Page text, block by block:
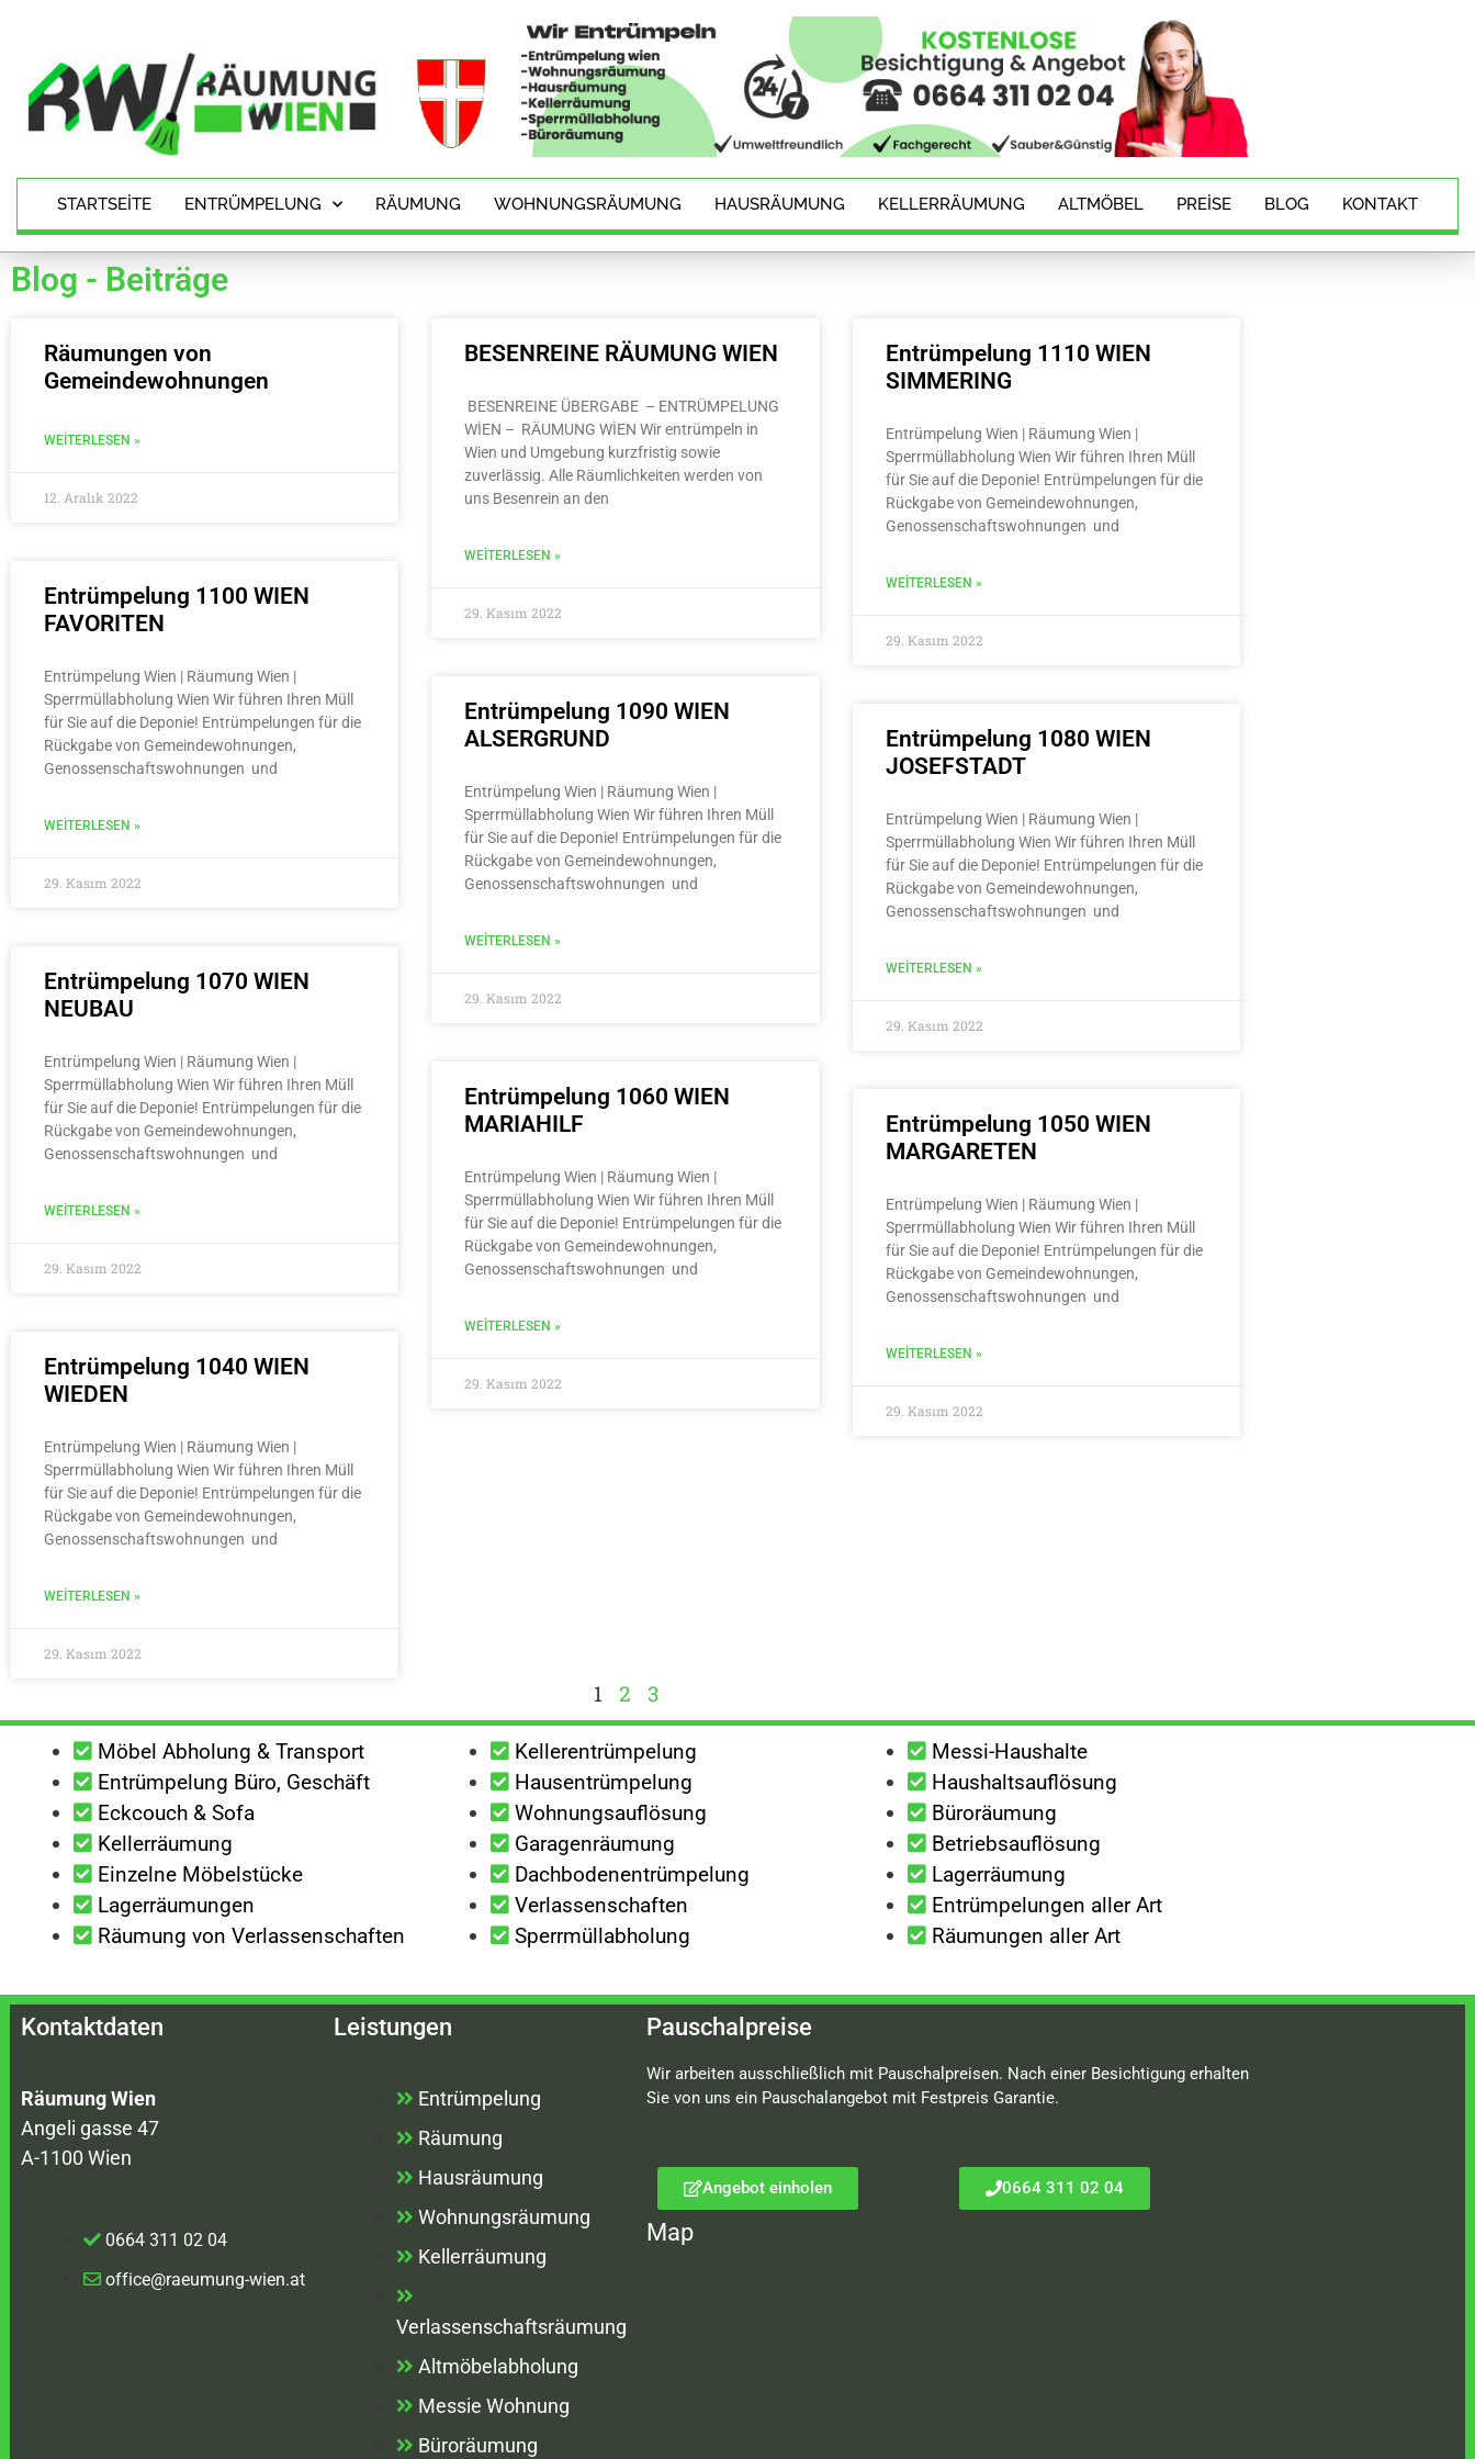
STARTSEITE ENTRÜMPELUNG RÄUMUNG WOHNUNGSRÄUMUNG HAUSRÄUMUNG KELLERRÄUMUNG ALTMÖBEL PREISE BLOG KONTAKT
Blog - Beiträge
Räumungen von
Gemeindewohnungen
WEITERLESEN »
12. Aralık 2022
BESENREINE RÄUMUNG WIEN
BESENREINE ÜBERGABE – ENTRÜMPELUNG
WİEN – RÄUMUNG WİEN Wir entrümpeln in
Wien und Umgebung kurzfristig sowie
zuverlässig. Alle Räumlichkeiten werden von
uns Besenrein an den
WEITERLESEN »
29. Kasım 2022
Entrümpelung 1110 WIEN
SIMMERING
Entrümpelung Wien | Räumung Wien |
Sperrmüllabholung Wien Wir führen Ihren Müll
für Sie auf die Deponie! Entrümpelungen für die
Rückgabe von Gemeindewohnungen,
Genossenschaftswohnungen und
WEITERLESEN »
29. Kasım 2022
Entrümpelung 1100 WIEN
FAVORITEN
Entrümpelung Wien | Räumung Wien |
Sperrmüllabholung Wien Wir führen Ihren Müll
für Sie auf die Deponie! Entrümpelungen für die
Rückgabe von Gemeindewohnungen,
Genossenschaftswohnungen und
WEITERLESEN »
29. Kasım 2022
Entrümpelung 1090 WIEN
ALSERGRUND
Entrümpelung Wien | Räumung Wien |
Sperrmüllabholung Wien Wir führen Ihren Müll
für Sie auf die Deponie! Entrümpelungen für die
Rückgabe von Gemeindewohnungen,
Genossenschaftswohnungen und
WEITERLESEN »
29. Kasım 2022
Entrümpelung 1080 WIEN
JOSEFSTADT
Entrümpelung Wien | Räumung Wien |
Sperrmüllabholung Wien Wir führen Ihren Müll
für Sie auf die Deponie! Entrümpelungen für die
Rückgabe von Gemeindewohnungen,
Genossenschaftswohnungen und
WEITERLESEN »
29. Kasım 2022
Entrümpelung 1070 WIEN
NEUBAU
Entrümpelung Wien | Räumung Wien |
Sperrmüllabholung Wien Wir führen Ihren Müll
für Sie auf die Deponie! Entrümpelungen für die
Rückgabe von Gemeindewohnungen,
Genossenschaftswohnungen und
WEITERLESEN »
29. Kasım 2022
Entrümpelung 1060 WIEN
MARIAHILF
Entrümpelung Wien | Räumung Wien |
Sperrmüllabholung Wien Wir führen Ihren Müll
für Sie auf die Deponie! Entrümpelungen für die
Rückgabe von Gemeindewohnungen,
Genossenschaftswohnungen und
WEITERLESEN »
29. Kasım 2022
Entrümpelung 1050 WIEN
MARGARETEN
Entrümpelung Wien | Räumung Wien |
Sperrmüllabholung Wien Wir führen Ihren Müll
für Sie auf die Deponie! Entrümpelungen für die
Rückgabe von Gemeindewohnungen,
Genossenschaftswohnungen und
WEITERLESEN »
29. Kasım 2022
Entrümpelung 1040 WIEN
WIEDEN
Entrümpelung Wien | Räumung Wien |
Sperrmüllabholung Wien Wir führen Ihren Müll
für Sie auf die Deponie! Entrümpelungen für die
Rückgabe von Gemeindewohnungen,
Genossenschaftswohnungen und
WEITERLESEN »
29. Kasım 2022
1 2 3
Möbel Abholung & Transport
Entrümpelung Büro, Geschäft
Eckcouch & Sofa
Kellerräumung
Einzelne Möbelstücke
Lagerräumungen
Räumung von Verlassenschaften
Kellerentrümpelung
Hausentrümpelung
Wohnungsauflösung
Garagenräumung
Dachbodenentrümpelung
Verlassenschaften
Sperrmüllabholung
Messi-Haushalte
Haushaltsauflösung
Büroräumung
Betriebsauflösung
Lagerräumung
Entrümpelungen aller Art
Räumungen aller Art
Kontaktdaten
Räumung Wien
Angeli gasse 47
A-1100 Wien
0664 311 02 04
office@raeumung-wien.at
Leistungen
Entrümpelung
Räumung
Hausräumung
Wohnungsräumung
Kellerräumung
Verlassenschaftsräumung
Altmöbelabholung
Messie Wohnung
Büroräumung
Pauschalpreise
Wir arbeiten ausschließlich mit Pauschalpreisen. Nach einer Besichtigung erhalten
Sie von uns ein Pauschalangebot mit Festpreis Garantie.
Angebot einholen 0664 311 02 04
Map